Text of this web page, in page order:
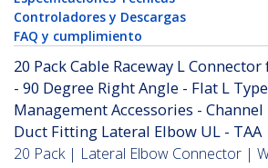
Controladores y Descargas
FAQ y cumplimiento
20 Pack Cable Raceway L
- 90 Degree Right Angle - Flat L
Management Accessories -
Duct Fitting Lateral Elbow UL - TAA
20 Pack | Lateral Elbow Connector |